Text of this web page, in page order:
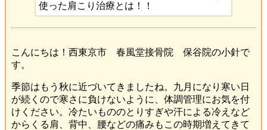
こんにちは！西東京市 春風堂接骨院 保谷院の小針で
す。
季節はもう秋に近づいてきましたね。九月になり寒い日
が続くので寒さに負けないように、体調管理にお気を付
けください。冷たいもののとりすぎや汗による冷えなど
からくる肩、背中、腰などの痛みもこの時期増えてきて